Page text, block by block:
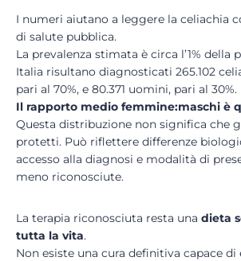
I numeri aiutano a leggere la celiachia
di salute pubblica.
La prevalenza stimata è circa l’1% della
Italia risultano diagnosticati 265.102
pari al 70%, e 80.371 uomini, pari al 30%.
Il rapporto medio femmine:maschi è
Questa distribuzione non significa che
protetti. Può riflettere differenze
accesso alla diagnosi e modalità di
meno riconosciute.
La terapia riconosciuta resta una dieta
tutta la vita.
Non esiste una cura definitiva capace di